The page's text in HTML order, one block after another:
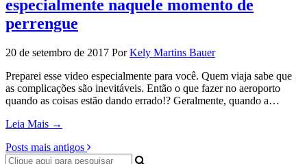
especialmente naquele momento de
perrengue
20 de setembro de 2017 Por Kely Martins Bauer
Preparei esse video especialmente para você. Quem viaja sabe que
as complicações são inevitáveis. Então o que fazer no aeroporto
quando as coisas estão dando errado!? Geralmente, quando a…
Leia Mais →
Posts mais antigos